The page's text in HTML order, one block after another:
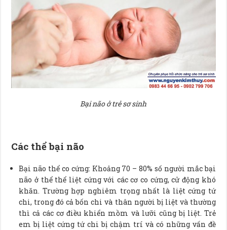
Bại não ở trẻ sơ sinh
Các thể bại não
Bại não thể co cứng: Khoảng 70 – 80% số người mắc bại
não ở thể thể liệt cứng với các cơ co cứng, cử động khó
khăn. Trường hợp nghiêm trọng nhất là liệt cứng tứ
chi, trong đó cả bốn chi và thân người bị liệt và thường
thì cả các cơ điều khiển mồm và lưỡi cũng bị liệt. Trẻ
em bị liệt cứng tứ chi bị chậm trí và có những vấn đề